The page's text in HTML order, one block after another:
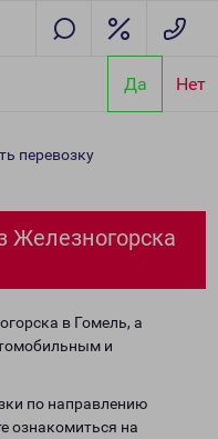
Да Нет
перевозку
Железногорска
в Гомель, а
и
по направлению
ознакомиться на